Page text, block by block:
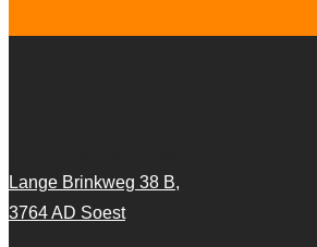
Lange Brinkweg 38 B,
3764 AD Soest